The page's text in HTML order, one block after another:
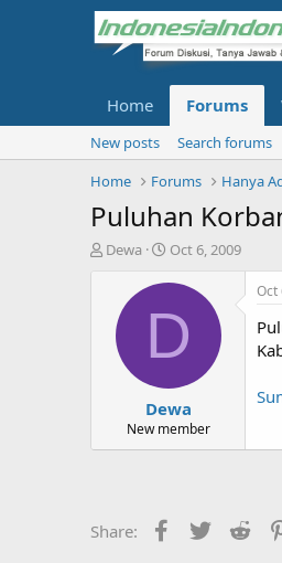
Home Forums
New posts
Search forums
Home
Forums Hanya
Puluhan
T
t
Dewa
S
a
d
t
e
Oct 6, 2009
D
Dewa
New member
Oct
Share: Facebook
Twitter